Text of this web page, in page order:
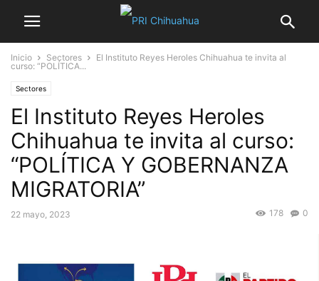
Inicio Sectores
El Instituto Reyes Heroles Chihuahua te invita al
curso: “POLÍTICA...
Sectores
El Instituto Reyes Heroles
Chihuahua te invita al curso:
“POLÍTICA Y GOBERNANZA
MIGRATORIA”
22 mayo, 2023 0
178